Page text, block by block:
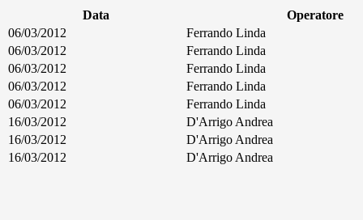
Data
Operatore
06/03/2012
Ferrando Linda
06/03/2012
Ferrando Linda
06/03/2012
Ferrando Linda
06/03/2012
Ferrando Linda
06/03/2012
Ferrando Linda
16/03/2012
D'Arrigo Andrea
16/03/2012
D'Arrigo Andrea
16/03/2012
D'Arrigo Andrea